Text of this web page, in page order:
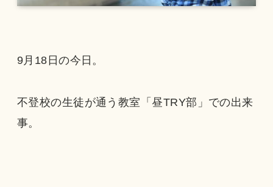
9月18日の今日。
不登校の生徒が通う教室「昼TRY部」での出来
事。